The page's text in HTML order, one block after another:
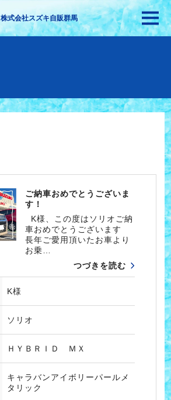
株式会社スズキ自販群馬
ご納車おめでとうございま
す！
K様、この度はソリオご納
車おめでとうございます
長年ご愛用頂いたお車より
お乗…
つづきを読む
K様
ソリオ
ＨＹＢＲＩＤ ＭＸ
キャラバンアイボリーパールメ
タリック